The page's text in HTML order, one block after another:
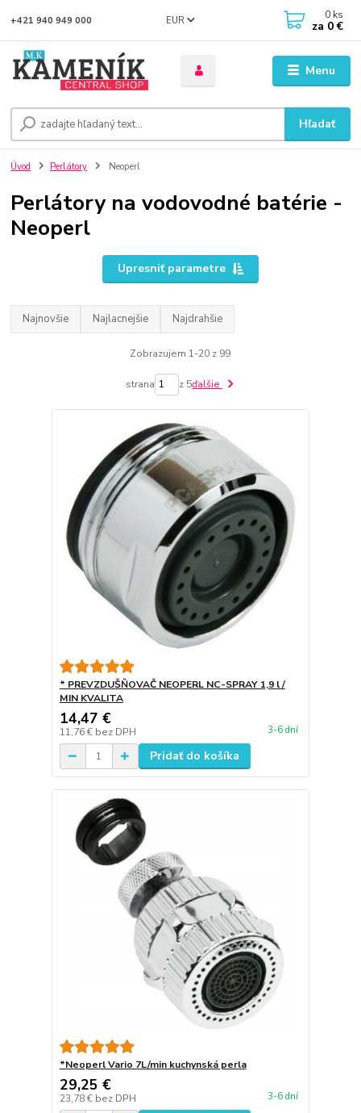
Menu
EUR
Hľadať
+421 940 949 000 0 ks
za 0 €
Úvod Perlátory Neoperl
Perlátory na vodovodné batérie -
Neoperl
Upresniť parametre
Najnovšie Najlacnejšie Najdrahšie
Zobrazujem 1-20 z 99
strana z 5ďalšie
* PREVZDUŠŇOVAČ NEOPERL NC-SPRAY 1,9 l /
MIN KVALITA
14,47 €
11,76 € bez DPH 3-6 dní
Pridať do košíka
*Neoperl Vario 7L/min kuchynská perla
29,25 €
23,78 € bez DPH 3-6 dní